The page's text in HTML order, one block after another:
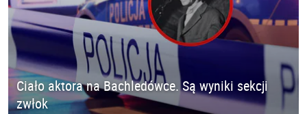
Ciało aktora na Bachledówce. Są wyniki sekcji
zwłok